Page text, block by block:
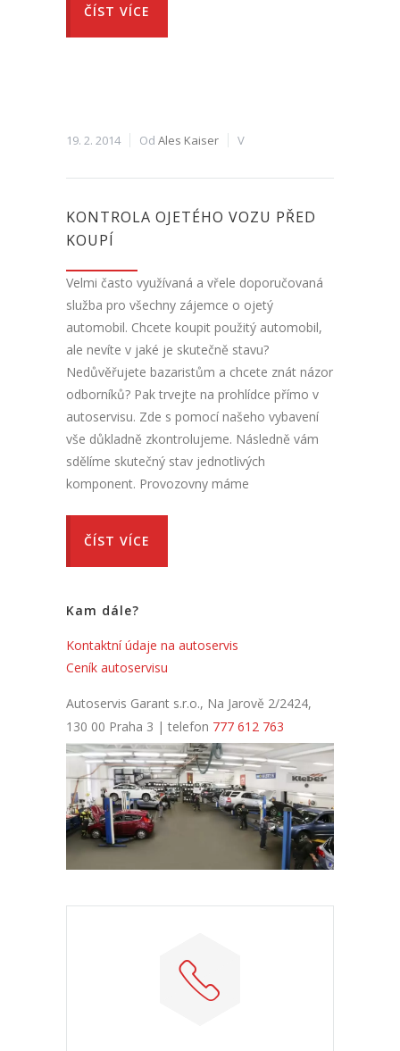
ČÍST VÍCE
19. 2. 2014 Od Ales Kaiser V
KONTROLA OJETÉHO VOZU PŘED
KOUPÍ
Velmi často využívaná a vřele doporučovaná
služba pro všechny zájemce o ojetý
automobil. Chcete koupit použitý automobil,
ale nevíte v jaké je skutečně stavu?
Nedůvěřujete bazaristům a chcete znát názor
odborníků? Pak trvejte na prohlídce přímo v
autoservisu. Zde s pomocí našeho vybavení
vše důkladně zkontrolujeme. Následně vám
sdělíme skutečný stav jednotlivých
komponent. Provozovny máme
ČÍST VÍCE
Kam dále?
Kontaktní údaje na autoservis
Ceník autoservisu
Autoservis Garant s.r.o., Na Jarově 2/2424,
130 00 Praha 3 | telefon 777 612 763